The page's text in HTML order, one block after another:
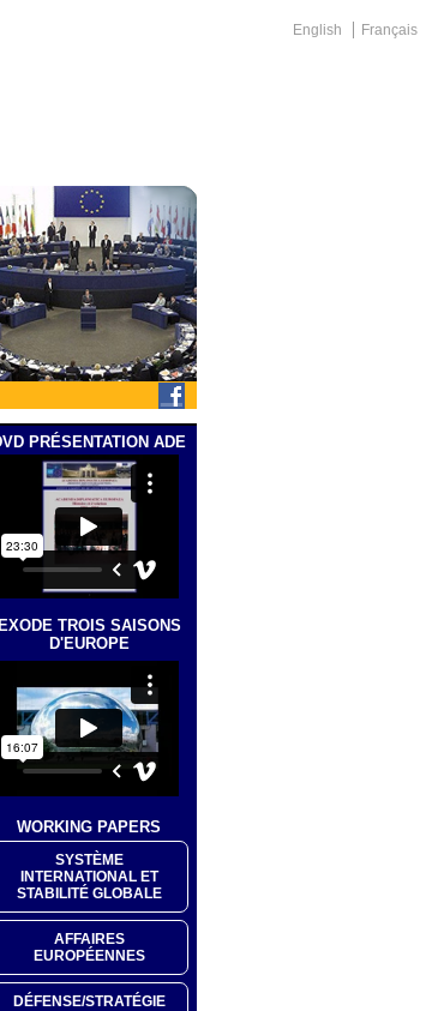
English Français
PRÉSENTATION ADE
EXODE TROIS SAISONS
D'EUROPE
WORKING PAPERS
SYSTÈME
INTERNATIONAL ET
STABILITÉ GLOBALE
AFFAIRES
EUROPÉENNES
DÉFENSE/STRATÉGIE